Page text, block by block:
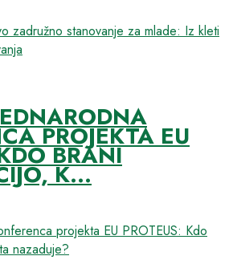
zadružno stanovanje za mlade: Iz kleti
PROJEKTA EU
BRANI
K...
projekta EU PROTEUS: Kdo
nazaduje?